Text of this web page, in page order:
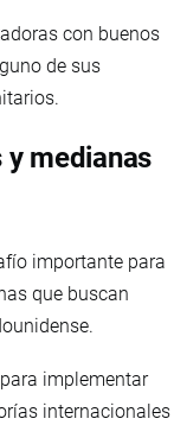
con buenos
de sus
medianas
importante para
que buscan
implementar
internacionales